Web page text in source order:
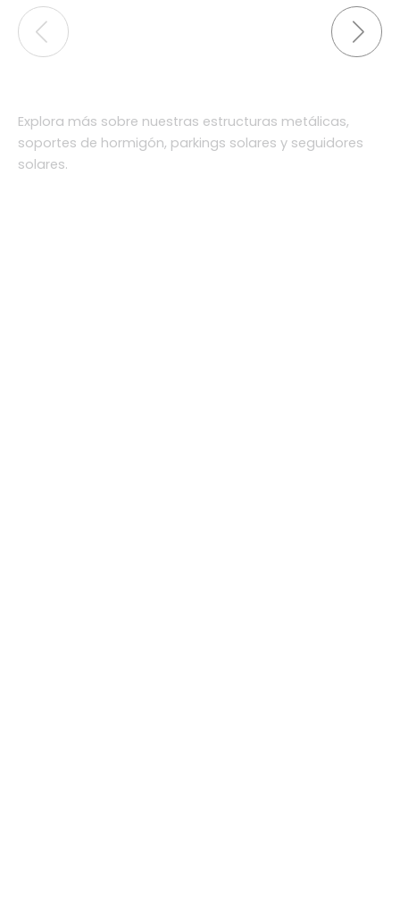
Explora más sobre nuestras estructuras metálicas,
soportes de hormigón, parkings solares y seguidores
solares.